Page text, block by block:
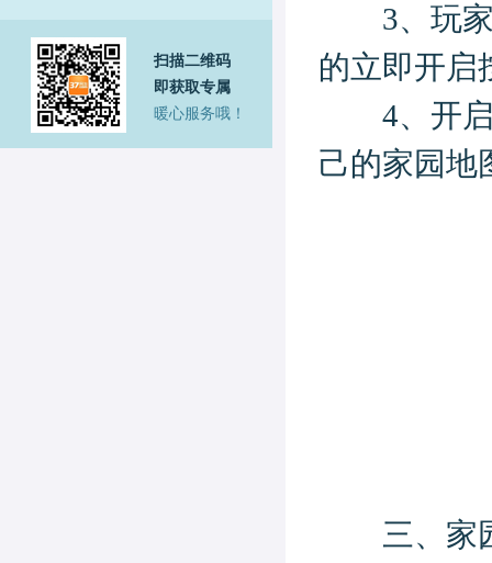
扫描二维码
即获取专属
暖心服务哦！
3、玩家
的立即开启
4、开启
己的家园地
三、家